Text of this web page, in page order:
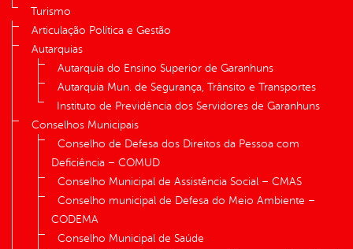
Turismo
Articulação Política e Gestão
Autarquias
Autarquia do Ensino Superior de Garanhuns
Autarquia Mun. de Segurança, Trânsito e Transportes
Instituto de Previdência dos Servidores de Garanhuns
Conselhos Municipais
Conselho de Defesa dos Direitos da Pessoa com
Deficiência – COMUD
Conselho Municipal de Assistência Social – CMAS
Conselho municipal de Defesa do Meio Ambiente –
CODEMA
Conselho Municipal de Saúde